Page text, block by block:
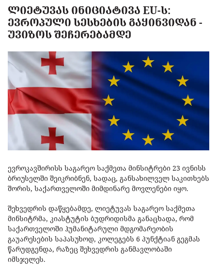
ᲚᲘᲔᲢᲣᲕᲐᲡ ᲘᲜᲘᲪᲘᲐᲢᲘᲕᲐ EU-Ს:
ᲔᲕᲠᲝᲞᲣᲚᲘ ᲡᲔᲡᲮᲔᲑᲘᲡ ᲒᲐᲧᲘᲜᲕᲘᲓᲐᲜ -
ᲣᲕᲘᲖᲝᲡ ᲨᲔᲩᲔᲠᲔᲑᲐᲛᲓᲔ
ევროკავშირისს საგარეო საქმეთა მინსიტრები 23 ივნისს
ბრიუსელში შეიკრიბნენ, სადაც, განსახილველ საკითხებს
შორის, საქართველოში მიმდინარე მოვლენები იყო.
შეხვედრის დაწყებამდე, ლიეტუვას საგარეო საქმეთა
მინსიტრმა, კიასტუტის ბუდრიდისმა განაცხადა, რომ
საქართველოში ჰუმანიტარული მდგომარეობის
გაუარესების საპასუხოდ, კოლეგებს 6 პუნქტიან გეგმას
წარუდგენდა, რაზეც შეხვედრის განმავლობაში
იმსჯელეს.